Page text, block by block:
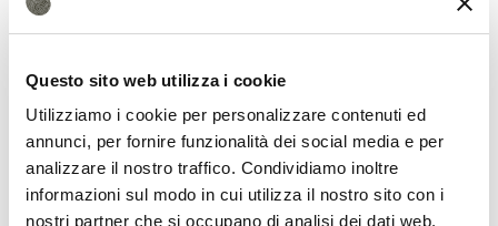
Questo sito web utilizza i cookie
Utilizziamo i cookie per personalizzare contenuti ed
annunci, per fornire funzionalità dei social media e per
analizzare il nostro traffico. Condividiamo inoltre
informazioni sul modo in cui utilizza il nostro sito con i
nostri partner che si occupano di analisi dei dati web,
base di fosforo e sono chiamati a
questa situazione. Tra le strategie
suggerite dai ricercatori ci sonoil
miglioramento del riciclo delle risorse
l’utilizzo di sistemi di coltivazione mista